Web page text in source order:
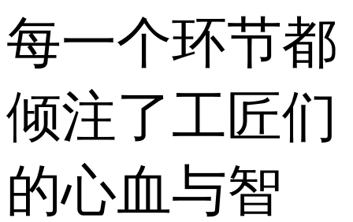
每一个环节都
倾注了工匠们
的心血与智